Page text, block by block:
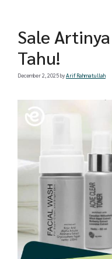
Sale
Tahu!
December 2, 2025byArif Rahmatullah